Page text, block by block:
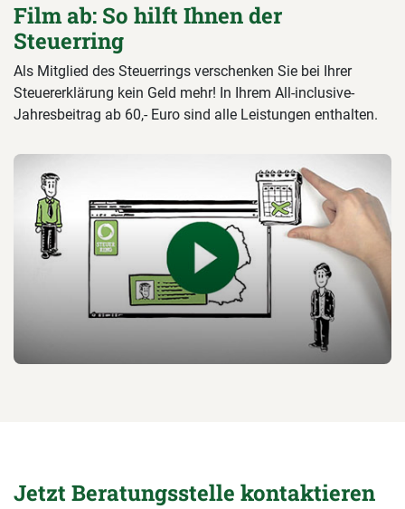
Film ab: So hilft Ihnen der
Steuerring
Als Mitglied des Steuerrings verschenken Sie bei Ihrer
Steuererklärung kein Geld mehr! In Ihrem All-inclusive-
Jahresbeitrag ab 60,- Euro sind alle Leistungen enthalten.
Jetzt Beratungsstelle kontaktieren